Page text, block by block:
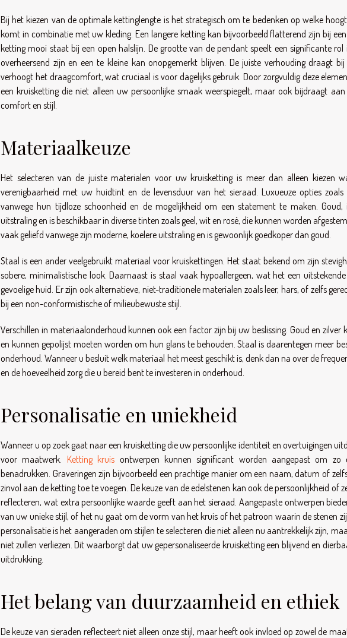
Bij het kiezen van de optimale kettinglengte is het strategisch om te bedenken op welke
komt in combinatie met uw kleding. Een langere ketting kan bijvoorbeeld flatterend zijn bij
ketting mooi staat bij een open halslijn. De grootte van de pendant speelt een significante
overheersend zijn en een te kleine kan onopgemerkt blijven. De juiste verhouding draagt
verhoogt het draagcomfort, wat cruciaal is voor dagelijks gebruik. Door zorgvuldig deze
een kruisketting die niet alleen uw persoonlijke smaak weerspiegelt, maar ook bijdraagt
comfort en stijl.
Materiaalkeuze
Het selecteren van de juiste materialen voor uw kruisketting is meer dan alleen kiezen
verenigbaarheid met uw huidtint en de levensduur van het sieraad. Luxueuze opties
vanwege hun tijdloze schoonheid en de mogelijkheid om een statement te maken.
uitstraling en is beschikbaar in diverse tinten zoals geel, wit en rosé, die kunnen worden
vaak geliefd vanwege zijn moderne, koelere uitstraling en is gewoonlijk goedkoper dan goud.
Staal is een ander veelgebruikt materiaal voor kruiskettingen. Het staat bekend om zijn
sobere, minimalistische look. Daarnaast is staal vaak hypoallergeen, wat het een
gevoelige huid. Er zijn ook alternatieve, niet-traditionele materialen zoals leer, hars, of zelfs
bij een non-conformistische of milieubewuste stijl.
Verschillen in materiaalonderhoud kunnen ook een factor zijn bij uw beslissing. Goud en
en kunnen gepolijst moeten worden om hun glans te behouden. Staal is daarentegen meer
onderhoud. Wanneer u besluit welk materiaal het meest geschikt is, denk dan na over de
en de hoeveelheid zorg die u bereid bent te investeren in onderhoud.
Personalisatie en uniekheid
Wanneer u op zoek gaat naar een kruisketting die uw persoonlijke identiteit en overtuigingen
voor maatwerk. Ketting kruis ontwerpen kunnen significant worden aangepast om
benadrukken. Graveringen zijn bijvoorbeeld een prachtige manier om een naam, datum of
zinvol aan de ketting toe te voegen. De keuze van de edelstenen kan ook de persoonlijkheid of
reflecteren, wat extra persoonlijke waarde geeft aan het sieraad. Aangepaste ontwerpen
van uw unieke stijl, of het nu gaat om de vorm van het kruis of het patroon waarin de stenen
personalisatie is het aangeraden om stijlen te selecteren die niet alleen nu aantrekkelijk zijn,
niet zullen verliezen. Dit waarborgt dat uw gepersonaliseerde kruisketting een blijvend en
uitdrukking.
Het belang van duurzaamheid en ethiek
De keuze van sieraden reflecteert niet alleen onze stijl, maar heeft ook invloed op zowel de